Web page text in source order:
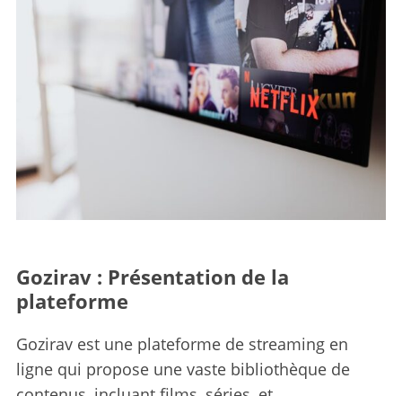
Gozirav : Présentation de la
plateforme
Gozirav est une plateforme de streaming en
ligne qui propose une vaste bibliothèque de